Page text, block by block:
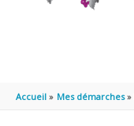
Accueil Mes démarches